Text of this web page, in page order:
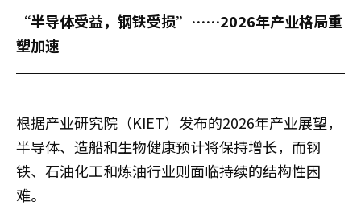
“半导体受益，钢铁受损”……2026年产业格局重
塑加速
根据产业研究院（KIET）发布的2026年产业展望，
半导体、造船和生物健康预计将保持增长，而钢
铁、石油化工和炼油行业则面临持续的结构性困
难。